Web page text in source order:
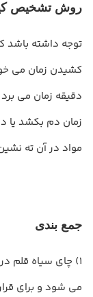
روش تشخیص
دقیقه زمان می برد
مواد در آن ته
جمع بندی
1) چای سیاه قلم
می شود و برای